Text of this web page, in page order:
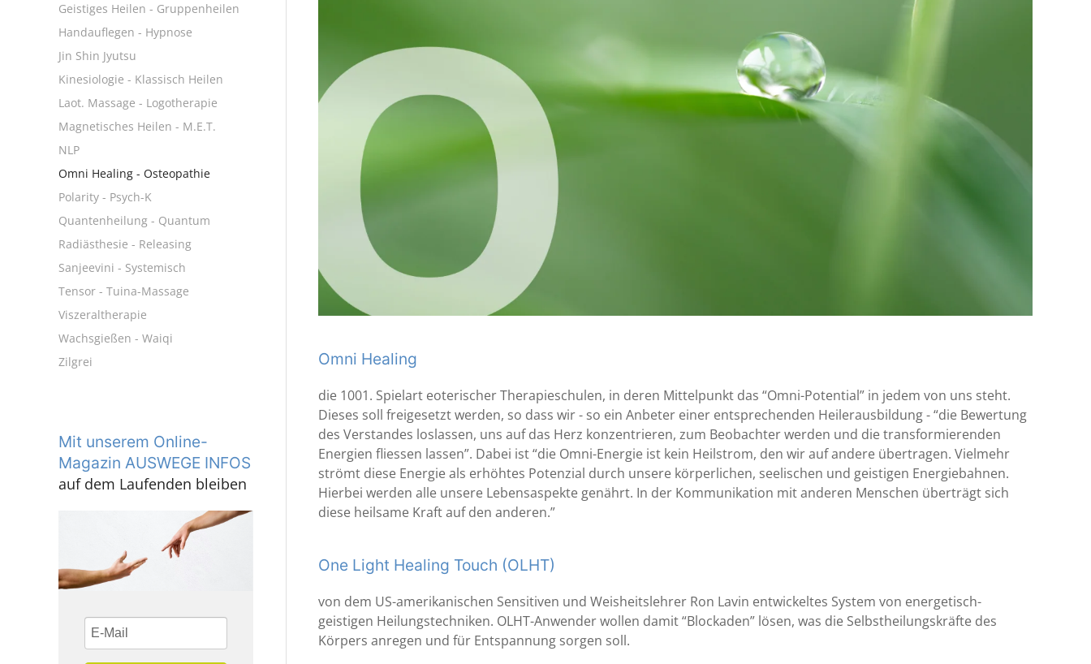
Omni Healing
die 1001. Spielart eoterischer Therapieschulen, in deren Mittelpunkt das “Omni-Potential” in jedem von uns steht.
Dieses soll freigesetzt werden, so dass wir - so ein Anbeter einer entsprechenden Heilerausbildung - “die Bewertung
des Verstandes loslassen, uns auf das Herz konzentrieren, zum Beobachter werden und die transformierenden
Energien fliessen lassen”. Dabei ist “die Omni-Energie ist kein Heilstrom, den wir auf andere übertragen. Vielmehr
strömt diese Energie als erhöhtes Potenzial durch unsere körperlichen, seelischen und geistigen Energiebahnen.
Hierbei werden alle unsere Lebensaspekte genährt. In der Kommunikation mit anderen Menschen überträgt sich
diese heilsame Kraft auf den anderen.”
One Light Healing Touch (OLHT)
von dem US-amerikanischen Sensitiven und Weisheitslehrer Ron Lavin entwickeltes System von energetisch-
geistigen Heilungstechniken. OLHT-Anwender wollen damit “Blockaden” lösen, was die Selbstheilungskräfte des
Körpers anregen und für Entspannung sorgen soll.
Geistiges Heilen - Gruppenheilen
Handauflegen - Hypnose
Jin Shin Jyutsu
Kinesiologie - Klassisch Heilen
Laot. Massage - Logotherapie
Magnetisches Heilen - M.E.T.
NLP
Omni Healing - Osteopathie
Polarity - Psych-K
Quantenheilung - Quantum
Radiästhesie - Releasing
Sanjeevini - Systemisch
Tensor - Tuina-Massage
Viszeraltherapie
Wachsgießen - Waiqi
Zilgrei
Mit unserem Online-
Magazin AUSWEGE INFOS
auf dem Laufenden bleiben